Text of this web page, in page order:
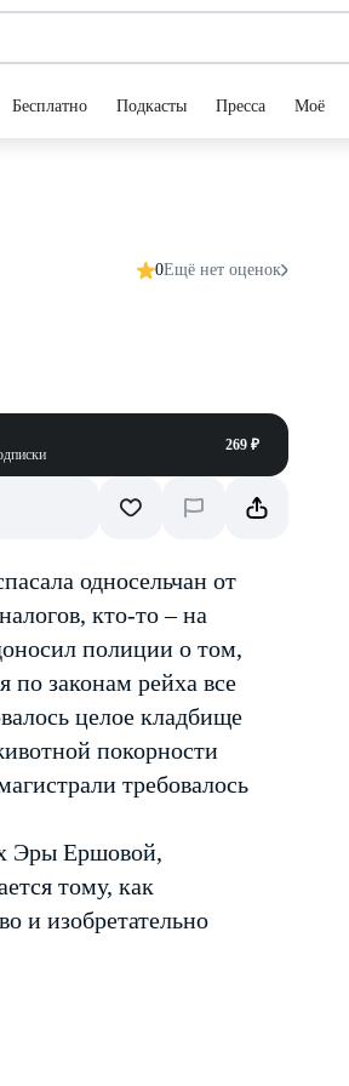
Бесплатно Подкасты Пресса Моё
0Ещё нет оценок
269 ₽
односельчан от
кто-то – на
полиции о том,
по законам рейха все
целое кладбище
покорности
требовалось
Эры Ершовой,
тому, как
и изобретательно